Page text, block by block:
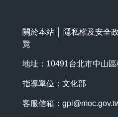
關於本站 隱私權及安全
覽
地址：10491台北市中山
指導單位：文化部
客服信箱：